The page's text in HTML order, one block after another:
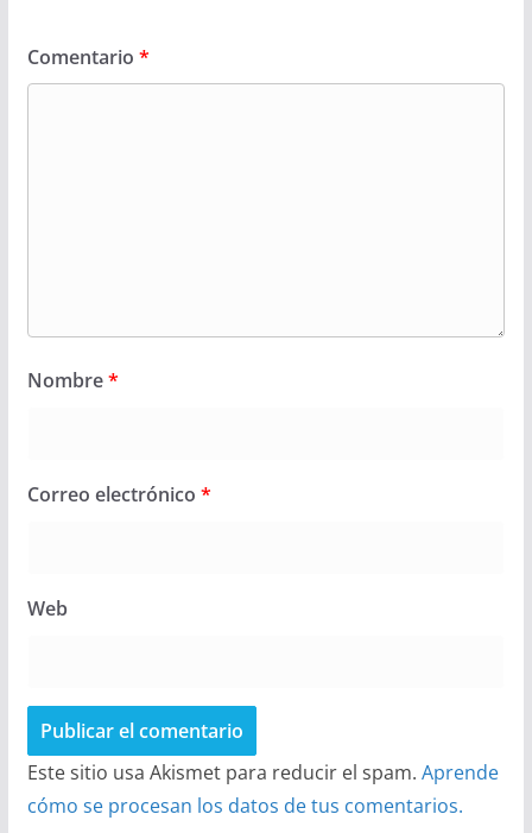
Comentario *
Nombre*
Correo electrónico *
Web
Este sitio usa Akismet para reducir el spam. Aprende
cómo se procesan los datos de tus comentarios.